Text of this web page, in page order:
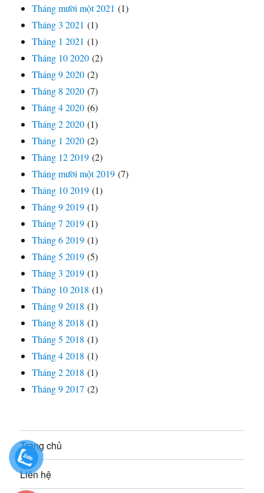
Tháng mười một 2021 (1)
Tháng 3 2021 (1)
Tháng 1 2021 (1)
Tháng 10 2020 (2)
Tháng 9 2020 (2)
Tháng 8 2020 (7)
Tháng 4 2020 (6)
Tháng 2 2020 (1)
Tháng 1 2020 (2)
Tháng 12 2019 (2)
Tháng mười một 2019 (7)
Tháng 10 2019 (1)
Tháng 9 2019 (1)
Tháng 7 2019 (1)
Tháng 6 2019 (1)
Tháng 5 2019 (5)
Tháng 3 2019 (1)
Tháng 10 2018 (1)
Tháng 9 2018 (1)
Tháng 8 2018 (1)
Tháng 5 2018 (1)
Tháng 4 2018 (1)
Tháng 2 2018 (1)
Tháng 9 2017 (2)
Trang chủ
Liên hệ